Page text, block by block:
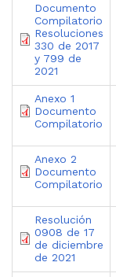
Documento
Compilatorio
Resoluciones
330 de 2017
y 799 de
2021
Anexo 1
Documento
Compilatorio
Anexo 2
Documento
Compilatorio
Resolución
0908 de 17
de diciembre
de 2021